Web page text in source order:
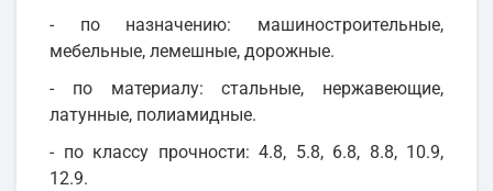
- по назначению: машиностроительные,
мебельные, лемешные, дорожные.
- по материалу: стальные, нержавеющие,
латунные, полиамидные.
- по классу прочности: 4.8, 5.8, 6.8, 8.8, 10.9,
12.9.